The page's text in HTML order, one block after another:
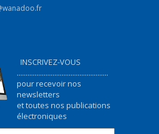
INSCRIVEZ-VOUS
...................................................
pour recevoir nos
newsletters
et toutes nos publications
électroniques